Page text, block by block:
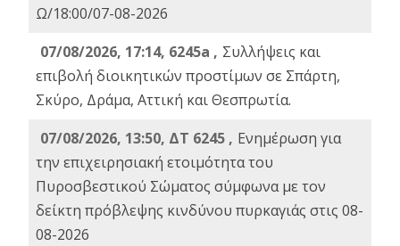
Ω/18:00/07-08-2026
07/08/2026, 17:14, 6245a , Συλλήψεις και
επιβολή διοικητικών προστίμων σε Σπάρτη,
Σκύρο, Δράμα, Αττική και Θεσπρωτία.
07/08/2026, 13:50, ΔΤ 6245 , Ενημέρωση για
την επιχειρησιακή ετοιμότητα του
Πυροσβεστικού Σώματος σύμφωνα με τον
δείκτη πρόβλεψης κινδύνου πυρκαγιάς στις 08-
08-2026